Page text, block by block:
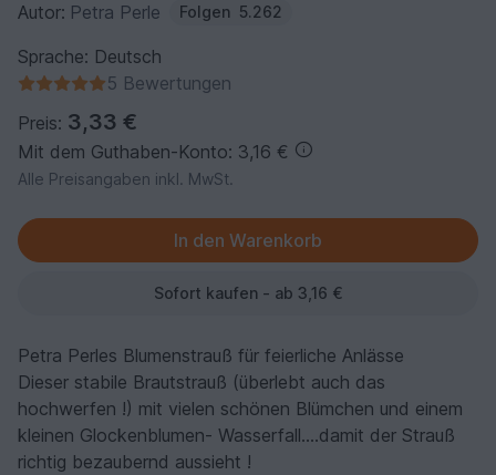
Autor: Petra Perle Folgen 5.262
Sprache: Deutsch
5 Bewertungen
Preis: 3,33 €
Mit dem Guthaben-Konto: 3,16 €
Alle Preisangaben inkl. MwSt.
Sofort kaufen - ab 3,16 €
Petra Perles Blumenstrauß für feierliche Anlässe
Dieser stabile Brautstrauß (überlebt auch das
hochwerfen !) mit vielen schönen Blümchen und einem
kleinen Glockenblumen- Wasserfall....damit der Strauß
richtig bezaubernd aussieht !